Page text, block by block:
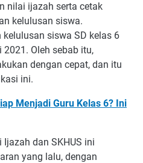
nilai ijazah serta cetak
kelulusan siswa.
siswa SD kelas 6
Oleh sebab itu,
dengan cepat, dan itu
ini.
Menjadi Guru Kelas 6? Ini
dan SKHUS ini
yang lalu, dengan